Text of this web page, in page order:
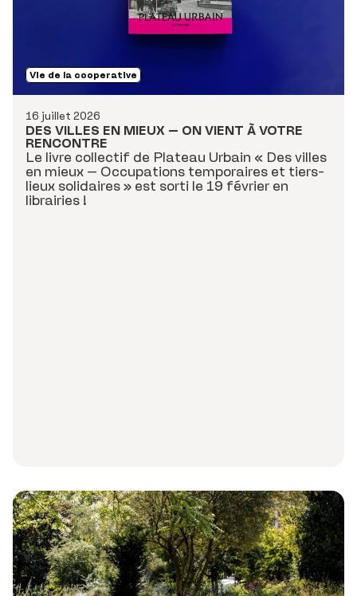
16 juillet 2026
Vie de la cooperative
DES VILLES EN MIEUX – ON VIENT À VOTRE
RENCONTRE
Le livre collectif de Plateau Urbain « Des villes
en mieux – Occupations temporaires et tiers-
lieux solidaires » est sorti le 19 février en
librairies !